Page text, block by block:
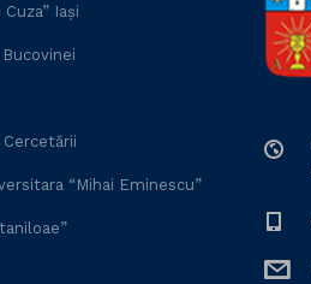
Iași
“Mihai Eminescu”